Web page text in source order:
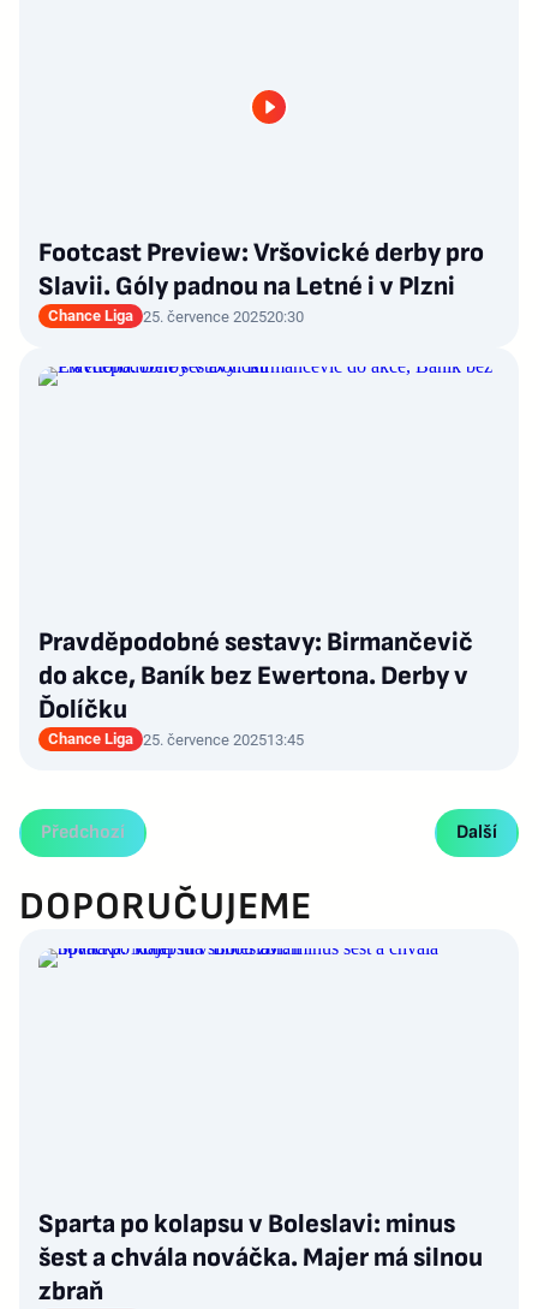
Footcast Preview: Vršovické derby pro
Slavii. Góly padnou na Letné i v Plzni
Chance Liga 25. července 202520:30
Pravděpodobné sestavy: Birmančevič
do akce, Baník bez Ewertona. Derby v
Ďolíčku
Chance Liga 25. července 202513:45
Předchozí Další
DOPORUČUJEME
Sparta po kolapsu v Boleslavi: minus
šest a chvála nováčka. Majer má silnou
zbraň